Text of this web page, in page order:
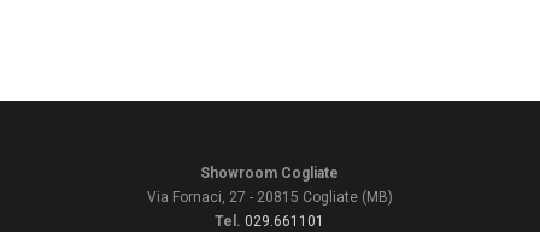
Showroom Cogliate
Via Fornaci, 27 - 20815 Cogliate (MB)
Tel. 029.661101